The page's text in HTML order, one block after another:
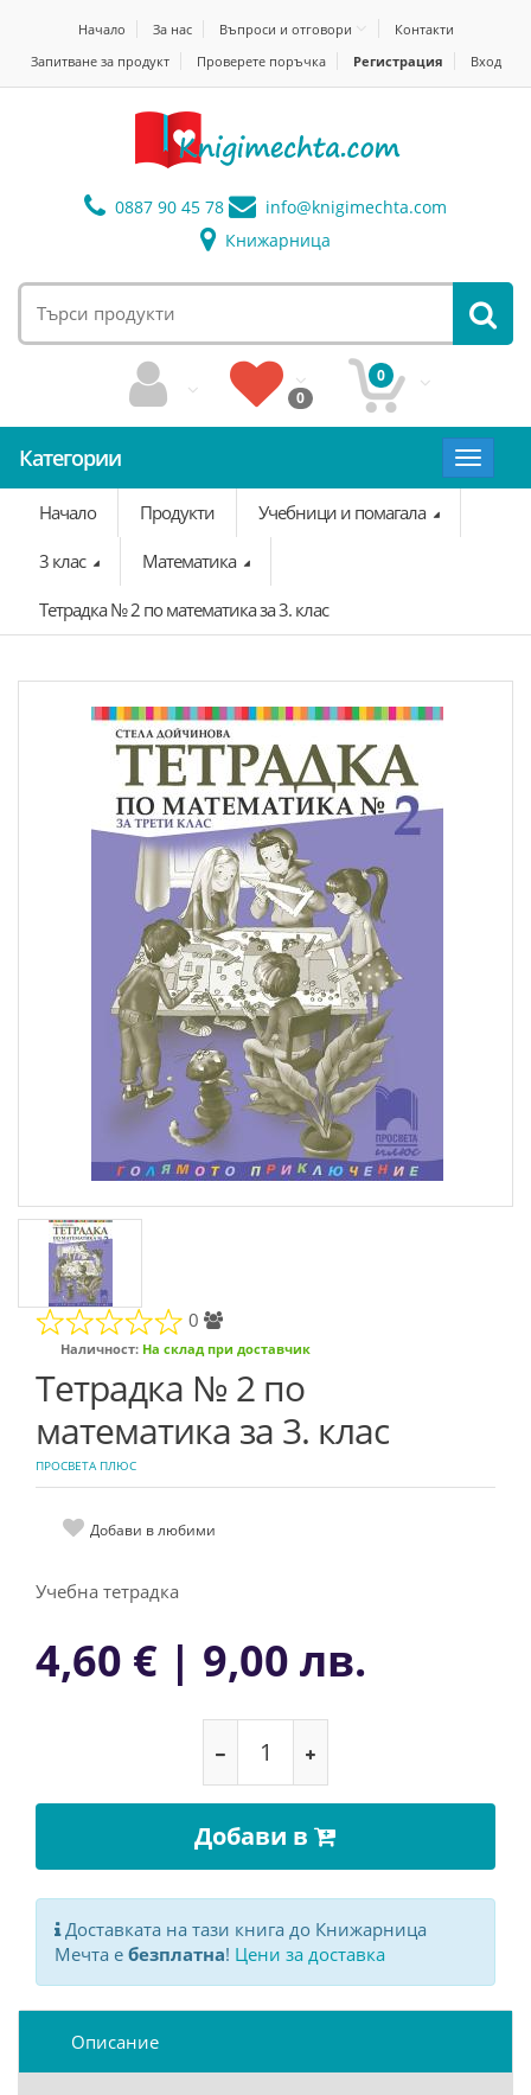
Начало За нас Въпроси и отговори
Контакти
Запитване за продукт
Проверете поръчка Регистрация Вход
0887 90 45 78 info@knigimechta.com
Книжарница
0
0
Категории
Toggle
Начало
Продукти Учебници и помагала
3 клас Математика
Тетрадка № 2 по математика за 3. клас
0
Наличност: На склад при доставчик
Тетрадка № 2 по
математика за 3. клас
ПРОСВЕТА ПЛЮС
Добави в любими
Учебна тетрадка
4,60 € | 9,00 лв.
Добави в
Доставката на тази книга до Книжарница
Мечта е безплатна! Цени за доставка
Описание